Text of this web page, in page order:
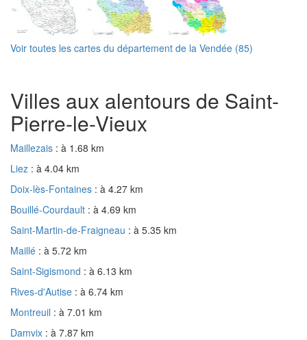
Voir toutes les cartes du département de la Vendée (85)
Villes aux alentours de Saint-
Pierre-le-Vieux
Maillezais : à 1.68 km
Liez : à 4.04 km
Doix-lès-Fontaines : à 4.27 km
Bouillé-Courdault : à 4.69 km
Saint-Martin-de-Fraigneau : à 5.35 km
Maillé : à 5.72 km
Saint-Sigismond : à 6.13 km
Rives-d'Autise : à 6.74 km
Montreuil : à 7.01 km
Damvix : à 7.87 km